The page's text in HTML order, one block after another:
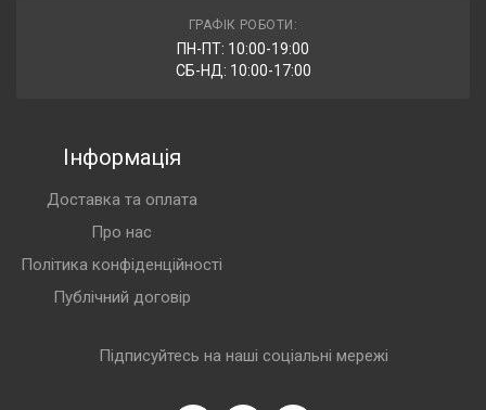
ГРАФІК РОБОТИ:
ПН-ПТ: 10:00-19:00
СБ-НД: 10:00-17:00
Інформація
Доставка та оплата
Про нас
Політика конфіденційності
Публічний договір
Підписуйтесь на наші соціальні мережі